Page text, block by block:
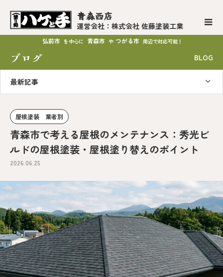
青森西店
運営会社：株式会社 佐藤塗装工業
弘前市 を中心に 青森市 や つがる市 周辺で対応可能！
ブログ BLOG
最新記事
屋根塗装 業者別
青森市で考える屋根のメンテナンス：秀光ビ
ルドの屋根塗装・屋根塗り替えのポイント
2026.06.25